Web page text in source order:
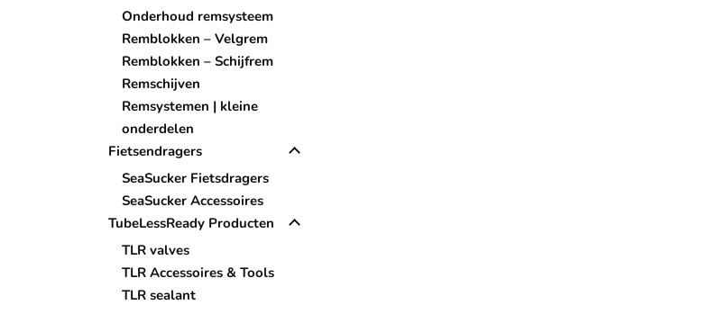
Onderhoud remsysteem
Remblokken – Velgrem
Remblokken – Schijfrem
Remschijven
Remsystemen | kleine
onderdelen
Fietsendragers
SeaSucker Fietsdragers
SeaSucker Accessoires
TubeLessReady Producten
TLR valves
TLR Accessoires & Tools
TLR sealant